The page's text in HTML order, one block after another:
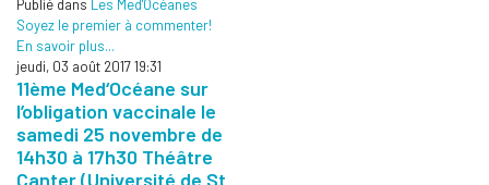
Publié dans Les Med'Océanes
Soyez le premier à commenter!
En savoir plus...
jeudi, 03 août 2017 19:31
11ème Med‘Océane sur
l’obligation vaccinale le
samedi 25 novembre de
14h30 à 17h30 Théâtre
Canter (Université de St